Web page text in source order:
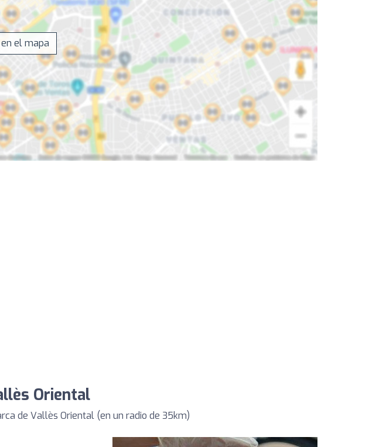
el mapa
Oriental
de Vallès Oriental (en un radio de 35km)